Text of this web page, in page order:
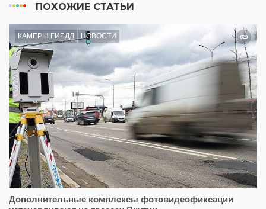
ПОХОЖИЕ СТАТЬИ
КАМЕРЫ ГИБДД НОВОСТИ
Дополнительные комплексы фотовидеофиксации